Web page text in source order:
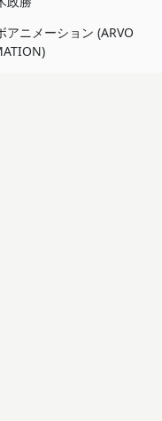
アニメーション (ARVO